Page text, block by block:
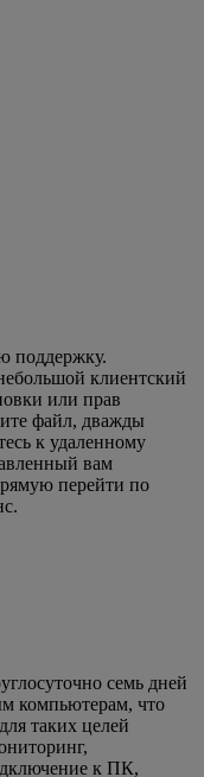
поддержку.
клиентский
или прав
файл, дважды
к удаленному
вам
перейти по
семь дней
компьютерам, что
таких целей
к ПК,